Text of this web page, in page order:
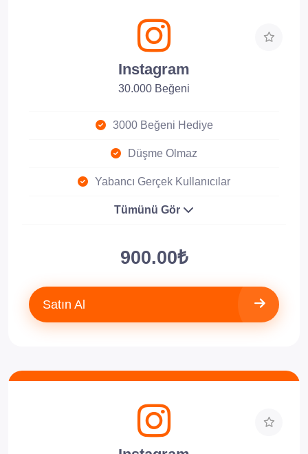
Instagram
30.000 Beğeni
3000 Beğeni Hediye
Düşme Olmaz
Yabancı Gerçek Kullanıcılar
Tümünü Gör
900.00₺
Satın Al